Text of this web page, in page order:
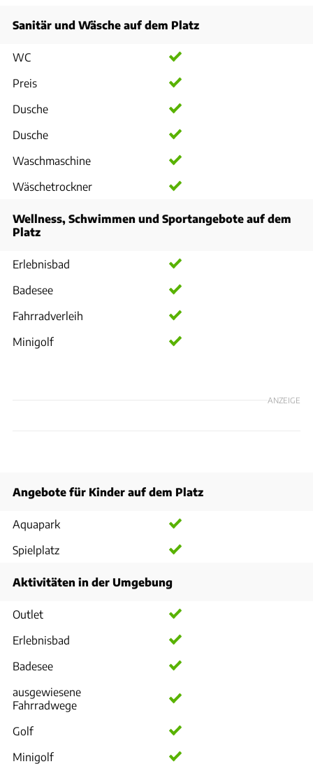
Sanitär und Wäsche auf dem Platz
WC
Preis
Dusche
Dusche
Waschmaschine
Wäschetrockner
Wellness, Schwimmen und Sportangebote auf dem
Platz
Erlebnisbad
Badesee
Fahrradverleih
Minigolf
ANZEIGE
Angebote für Kinder auf dem Platz
Aquapark
Spielplatz
Aktivitäten in der Umgebung
Outlet
Erlebnisbad
Badesee
ausgewiesene
Fahrradwege
Golf
Minigolf